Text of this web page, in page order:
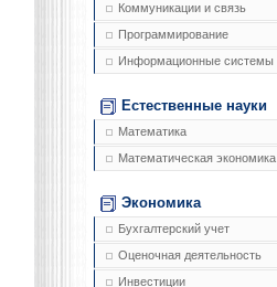
Коммуникации и связь
Программирование
Информационные системы
Естественные науки
Математика
Математическая экономика
Экономика
Бухгалтерский учет
Оценочная деятельность
Инвестиции